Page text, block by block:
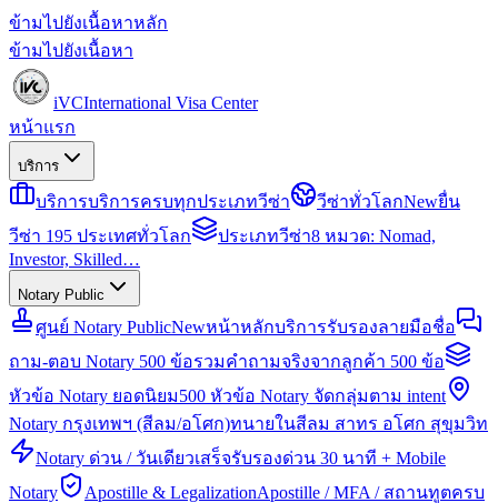
ข้ามไปยังเนื้อหาหลัก
ข้ามไปยังเนื้อหา
iVCInternational Visa Center
หน้าแรก
บริการ
บริการบริการครบทุกประเภทวีซ่า วีซ่าทั่วโลกNewยื่น
วีซ่า 195 ประเทศทั่วโลก
ประเภทวีซ่า8 หมวด: Nomad,
Investor, Skilled…
Notary Public
ศูนย์ Notary PublicNewหน้าหลักบริการรับรองลายมือชื่อ
ถาม-ตอบ Notary 500 ข้อรวมคำถามจริงจากลูกค้า 500 ข้อ
หัวข้อ Notary ยอดนิยม500 หัวข้อ Notary จัดกลุ่มตาม intent
Notary กรุงเทพฯ (สีลม/อโศก)ทนายในสีลม สาทร อโศก สุขุมวิท
Notary ด่วน / วันเดียวเสร็จรับรองด่วน 30 นาที + Mobile
Notary
Apostille & LegalizationApostille / MFA / สถานทูตครบ